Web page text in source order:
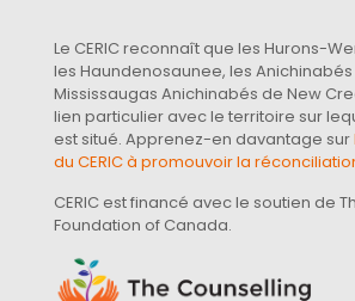
Le CERIC reconnaît que les Hurons-
les Haundenosaunee, les Anichinabés
Mississaugas Anichinabés de New
lien particulier avec le territoire sur
est situé. Apprenez-en davantage sur
du CERIC à promouvoir la
CERIC est financé avec le soutien de
Foundation of Canada.